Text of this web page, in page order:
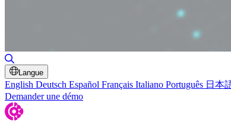
Langue
English Deutsch Español Français Italiano Português 日本
Demander une démo